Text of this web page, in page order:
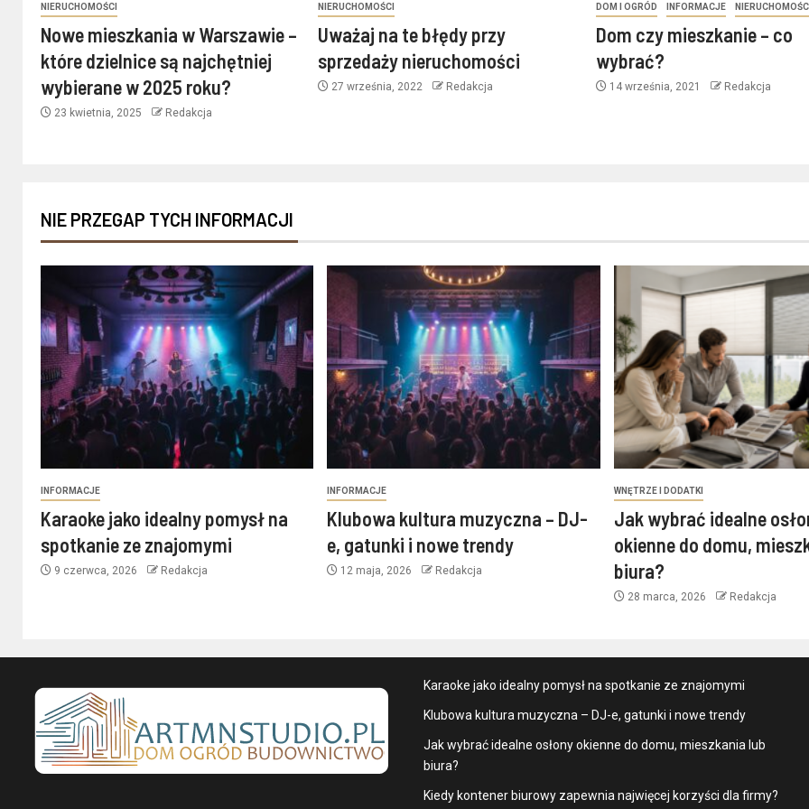
NIERUCHOMOŚCI
Nowe mieszkania w Warszawie –
które dzielnice są najchętniej
wybierane w 2025 roku?
23 kwietnia, 2025 Redakcja
NIERUCHOMOŚCI
Uważaj na te błędy przy
sprzedaży nieruchomości
27 września, 2022 Redakcja
DOM I OGRÓD INFORMACJE
Dom czy mieszkanie – co
wybrać?
14 września, 2021 Redakcja
NIE PRZEGAP TYCH INFORMACJI
INFORMACJE
Karaoke jako idealny pomysł na
spotkanie ze znajomymi
9 czerwca, 2026 Redakcja
INFORMACJE
Klubowa kultura muzyczna – DJ-
e, gatunki i nowe trendy
12 maja, 2026 Redakcja
WNĘTRZE I DODATKI
Jak wybrać idealne
okienne do domu,
biura?
28 marca, 2026 Redakcja
Karaoke jako idealny pomysł na spotkanie ze znajomymi
Klubowa kultura muzyczna – DJ-e, gatunki i nowe trendy
Jak wybrać idealne osłony okienne do domu, mieszkania lub
biura?
Kiedy kontener biurowy zapewnia najwięcej korzyści dla firmy?